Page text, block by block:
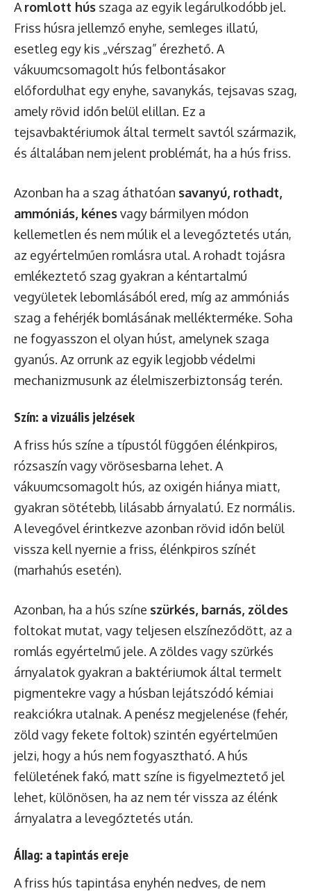
A romlott hús szaga az egyik legárulkodóbb jel.
Friss húsra jellemző enyhe, semleges illatú,
esetleg egy kis „vérszag” érezhető. A
vákuumcsomagolt hús felbontásakor
előfordulhat egy enyhe, savanykás, tejsavas szag,
amely rövid időn belül elillan. Ez a
tejsavbaktériumok által termelt savtól származik,
és általában nem jelent problémát, ha a hús friss.
Azonban ha a szag áthatóan savanyú, rothadt,
ammóniás, kénesvagy bármilyen módon
kellemetlen és nem múlik el a levegőztetés után,
az egyértelműen romlásra utal. A rohadt tojásra
emlékeztető szag gyakran a kéntartalmú
vegyületek lebomlásából ered, míg az ammóniás
szag a fehérjék bomlásának mellékterméke. Soha
ne fogyasszon el olyan húst, amelynek szaga
gyanús. Az orrunk az egyik legjobb védelmi
mechanizmusunk az élelmiszerbiztonság terén.
Szín: a vizuális jelzések
A friss hús színe a típustól függően élénkpiros,
rózsaszín vagy vörösesbarna lehet. A
vákuumcsomagolt hús, az oxigén hiánya miatt,
gyakran sötétebb, lilásabb árnyalatú. Ez normális.
A levegővel érintkezve azonban rövid időn belül
vissza kell nyernie a friss, élénkpiros színét
(marhahús esetén).
Azonban, ha a hús színe szürkés, barnás, zöldes
foltokat mutat, vagy teljesen elszíneződött, az a
romlás egyértelmű jele. A zöldes vagy szürkés
árnyalatok gyakran a baktériumok által termelt
pigmentekre vagy a húsban lejátszódó kémiai
reakciókra utalnak. A penész megjelenése (fehér,
zöld vagy fekete foltok) szintén egyértelműen
jelzi, hogy a hús nem fogyasztható. A hús
felületének fakó, matt színe is figyelmeztető jel
lehet, különösen, ha az nem tér vissza az élénk
árnyalatra a levegőztetés után.
Állag: a tapintás ereje
A friss hús tapintása enyhén nedves, de nem